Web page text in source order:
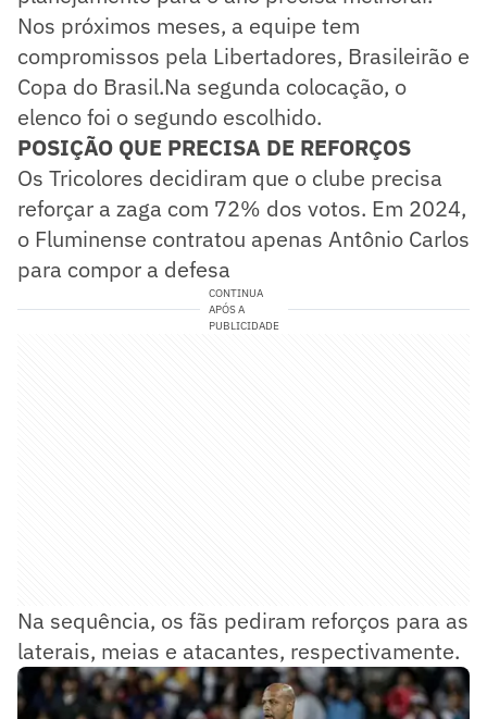
Nos próximos meses, a equipe tem
compromissos pela Libertadores, Brasileirão e
Copa do Brasil.Na segunda colocação, o
elenco foi o segundo escolhido.
POSIÇÃO QUE PRECISA DE REFORÇOS
Os Tricolores decidiram que o clube precisa
reforçar a zaga com 72% dos votos. Em 2024,
o Fluminense contratou apenas Antônio Carlos
para compor a defesa
CONTINUA
APÓS A
PUBLICIDADE
Na sequência, os fãs pediram reforços para as
laterais, meias e atacantes, respectivamente.